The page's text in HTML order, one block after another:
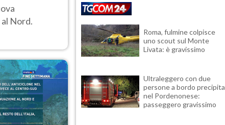
Nord.
Roma, fulmine colpisce
uno scout sul Monte
Livata: è gravissimo
Ultraleggero con due
persone a bordo precipita
nel Pordenonese:
passeggero gravissimo